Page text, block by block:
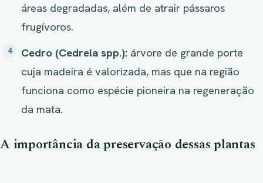
áreas degradadas, além de atrair pássaros
frugívoros.
Cedro (Cedrela spp.): árvore de grande porte
cuja madeira é valorizada, mas que na região
funciona como espécie pioneira na regeneração
da mata.
A importância da preservação dessas plantas